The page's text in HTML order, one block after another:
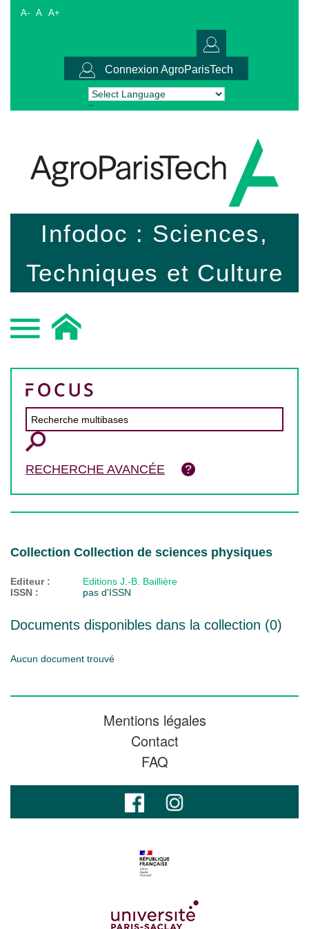
A- A A+
Connexion AgroParisTech
Powered by Translate
Infodoc : Sciences,
Techniques et Culture
RECHERCHE AVANCÉE
Collection Collection de sciences physiques
Editeur :
Editions J.-B. Baillière
ISSN :
pas d'ISSN
Documents disponibles dans la collection (0)
Aucun document trouvé
Mentions légales
Contact
FAQ